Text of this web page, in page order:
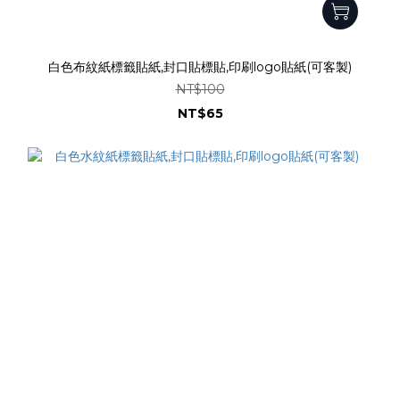
白色布紋紙標籤貼紙,封口貼標貼,印刷logo貼紙(可客製)
NT$100
NT$65